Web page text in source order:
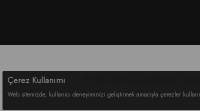
Çerez Kullanımı
Web sitemizde, kullanıcı deneyiminizi geliştirmek amacıyla çerezler